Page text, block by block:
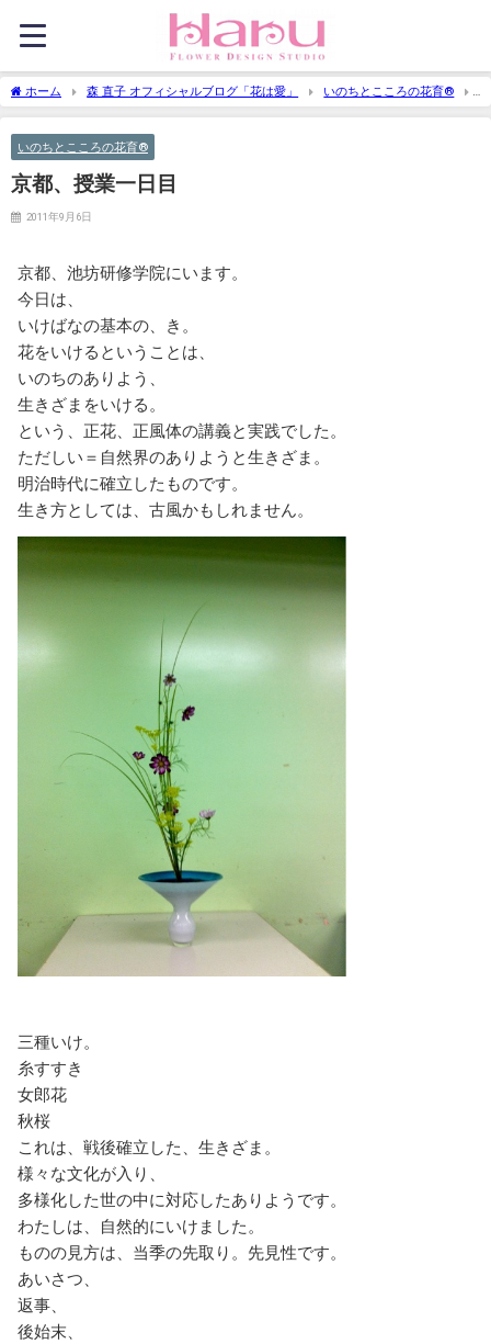
ホーム 森 直子 オフィシャルブログ「花は愛」
いのちとこころの花育®
京都、授業一日目
いのちとこころの花育®
京都、授業一日目
2011年9月6日
京都、池坊研修学院にいます。
今日は、
いけばなの基本の、き。
花をいけるということは、
いのちのありよう、
生きざまをいける。
という、正花、正風体の講義と実践でした。
ただしい＝自然界のありようと生きざま。
明治時代に確立したものです。
生き方としては、古風かもしれません。
三種いけ。
糸すすき
女郎花
秋桜
これは、戦後確立した、生きざま。
様々な文化が入り、
多様化した世の中に対応したありようです。
わたしは、自然的にいけました。
ものの見方は、当季の先取り。先見性です。
あいさつ、
返事、
後始末、